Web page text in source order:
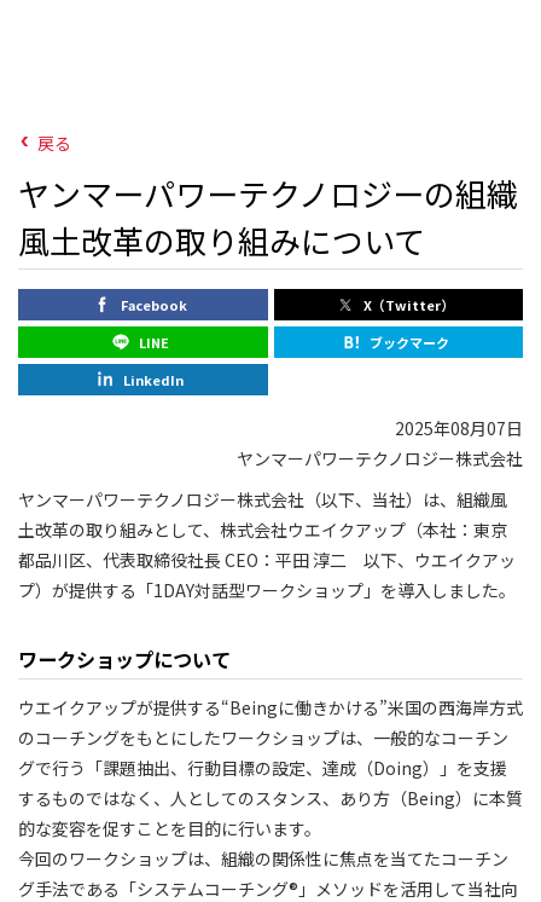
戻る
ヤンマーパワーテクノロジーの組織
風土改革の取り組みについて
Facebook
X（Twitter）
LINE
ブックマーク
LinkedIn
2025年08月07日
ヤンマーパワーテクノロジー株式会社
ヤンマーパワーテクノロジー株式会社（以下、当社）は、組織風
土改革の取り組みとして、株式会社ウエイクアップ（本社：東京
都品川区、代表取締役社長 CEO：平田 淳二 以下、ウエイクアッ
プ）が提供する「1DAY対話型ワークショップ」を導入しました。
ワークショップについて
ウエイクアップが提供する“Beingに働きかける”米国の西海岸方式
のコーチングをもとにしたワークショップは、一般的なコーチン
グで行う「課題抽出、行動目標の設定、達成（Doing）」を支援
するものではなく、人としてのスタンス、あり方（Being）に本質
的な変容を促すことを目的に行います。
今回のワークショップは、組織の関係性に焦点を当てたコーチン
グ手法である「システムコーチング®」メソッドを活用して当社向